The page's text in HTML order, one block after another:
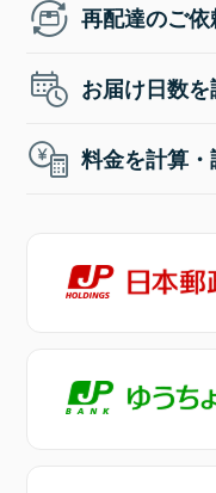
再配達のご
お届け日数
料金を計算